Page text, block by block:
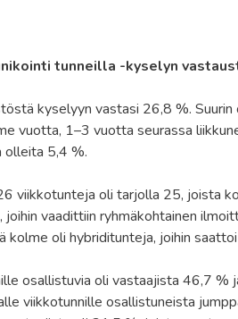
tunneilla -kyselyn
kyselyyn vastasi 26,8 %.
vuotta, 1–3 vuotta seurassa
olleita 5,4 %.
viikkotunteja oli tarjolla 25, joista
joihin vaadittiin ryhmäkohtainen
kolme oli hybriditunteja, joihin
osallistuvia oli vastaajista 46,7
viikkotunnille osallistuneista